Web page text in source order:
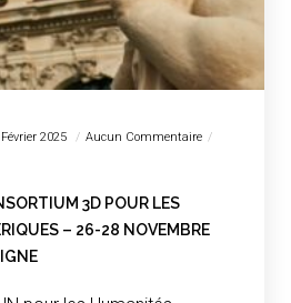
2025
Aucun Commentaire
3D POUR LES
– 26-28 NOVEMBRE